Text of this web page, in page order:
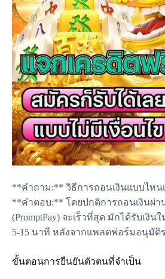
**คำถาม:** วิธีการถอนเงินแบบไหน
**คำตอบ:** โดยปกติการถอนเงินผ่า
(PromptPay) จะเร็วที่สุด มักได้รับเงิ
5-15 นาที หลังจากแพลตฟอร์มอนุมัติ
ขั้นตอนการยืนยันตัวตนที่จำเป็น